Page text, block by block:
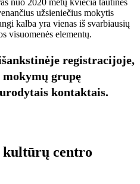
užsieniečius mokytis
kalba yra vienas iš svarbiausių
visuomenės elementų.
registracijoje,
grupę
kontaktais.
centro